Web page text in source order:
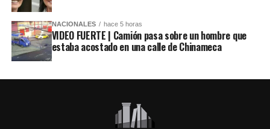
NACIONALES hace 5 horas
VIDEO FUERTE | Camión pasa sobre un hombre que
estaba acostado en una calle de Chinameca